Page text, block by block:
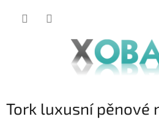
Tork luxusní pěnové